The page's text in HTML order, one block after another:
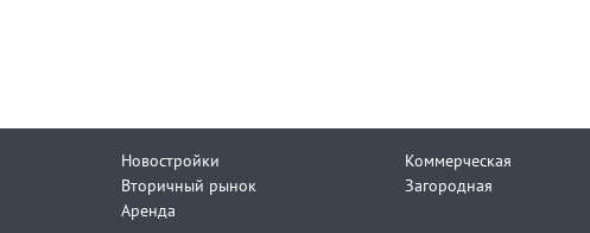
Новостройки
Вторичный рынок
Аренда
Коммерческая
Загородная